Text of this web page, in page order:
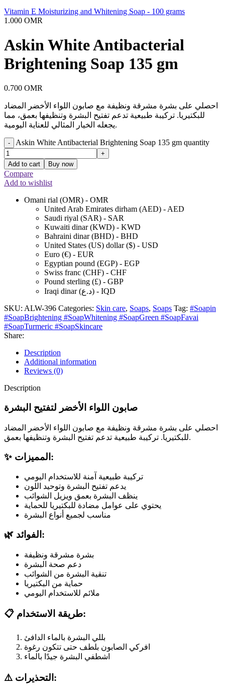
Vitamin E Moisturizing and Whitening Soap - 100 grams
1.000 OMR
Askin White Antibacterial
Brightening Soap 135 gm
0.700 OMR
احصلي على بشرة مشرقة ونظيفة مع صابون اللواء الأخضر المضاد
للبكتيريا. تركيبة طبيعية تدعم تفتيح البشرة وتنظيفها بعمق، مما
يجعله الخيار المثالي للعناية اليومية.
- Askin White Antibacterial Brightening Soap 135 gm quantity
+
Add to cart
Buy now
Compare
Add to wishlist
Omani rial (OMR) - OMR
United Arab Emirates dirham (AED) - AED
Saudi riyal (SAR) - SAR
Kuwaiti dinar (KWD) - KWD
Bahraini dinar (BHD) - BHD
United States (US) dollar ($) - USD
Euro (€) - EUR
Egyptian pound (EGP) - EGP
Swiss franc (CHF) - CHF
Pound sterling (£) - GBP
Iraqi dinar (د.ع) - IQD
SKU: ALW-396 Categories: Skin care, Soaps, Soaps Tag: #Soapin
#SoapBrightening #SoapWhitening #SoapGreen #SoapFavai
#SoapTurmeric #SoapSkincare
Share:
Description
Additional information
Reviews (0)
Description
صابون اللواء الأخضر لتفتيح البشرة
احصلي على بشرة مشرقة ونظيفة مع صابون اللواء الأخضر المضاد
للبكتيريا. تركيبة طبيعية تدعم تفتيح البشرة وتنظيفها بعمق.
✨ المميزات:
تركيبة طبيعية آمنة للاستخدام اليومي
يدعم تفتيح البشرة وتوحيد اللون
ينظف البشرة بعمق ويزيل الشوائب
يحتوي على عوامل مضادة للبكتيريا للحماية
مناسب لجميع أنواع البشرة
🌿 الفوائد:
بشرة مشرقة ونظيفة
دعم صحة البشرة
تنقية البشرة من الشوائب
حماية من البكتيريا
ملائم للاستخدام اليومي
📋 طريقة الاستخدام:
بللي البشرة بالماء الدافئ
افركي الصابون بلطف حتى تتكون رغوة
اشطفي البشرة جيدًا بالماء
⚠️ التحذيرات: